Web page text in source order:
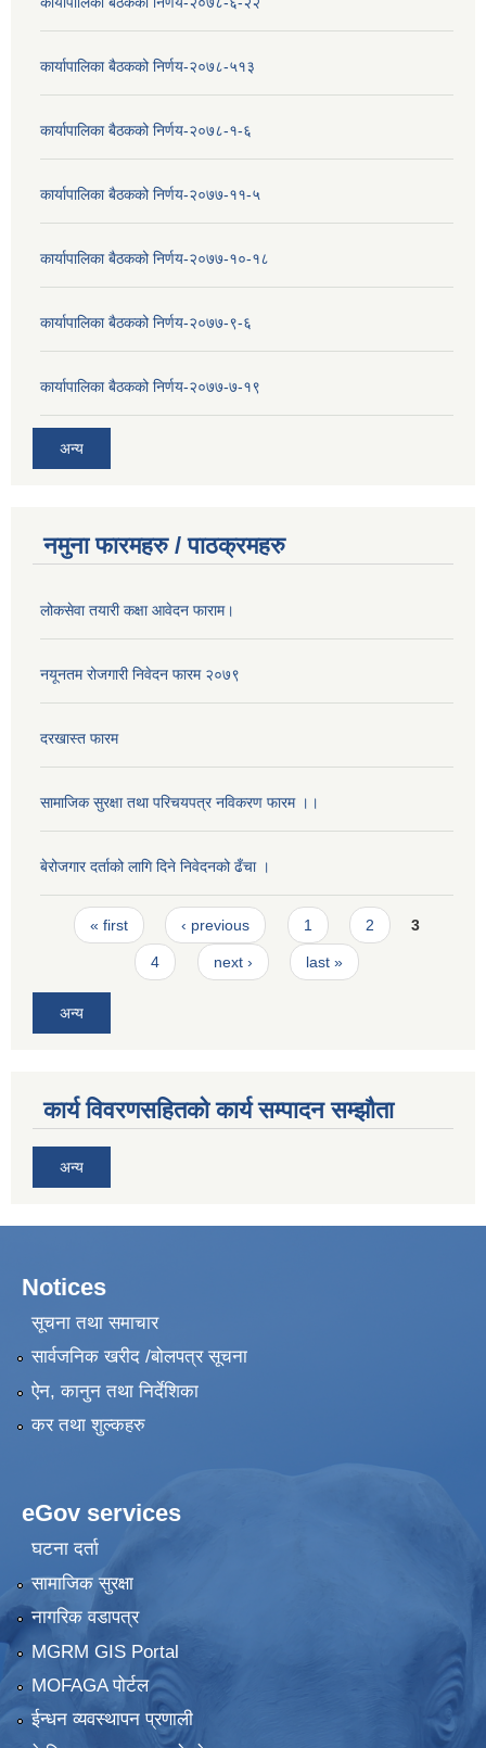
कार्यापालिका बैठकको निर्णय-२०७८-५१३
कार्यापालिका बैठकको निर्णय-२०७८-१-६
कार्यापालिका बैठकको निर्णय-२०७७-११-५
कार्यापालिका बैठकको निर्णय-२०७७-१०-१८
कार्यापालिका बैठकको निर्णय-२०७७-९-६
कार्यापालिका बैठकको निर्णय-२०७७-७-१९
अन्य
नमुना फारमहरु / पाठक्रमहरु
लोकसेवा तयारी कक्षा आवेदन फाराम।
नयूनतम रोजगारी निवेदन फारम २०७९
दरखास्त फारम
सामाजिक सुरक्षा तथा परिचयपत्र नविकरण फारम ।।
बेरोजगार दर्ताको लागि दिने निवेदनको ढँचा ।
Pages
« first ‹ previous 1 2 3
4 next › last »
अन्य
कार्य विवरणसहितको कार्य सम्पादन सम्झौता
अन्य
Notices
सूचना तथा समाचार
सार्वजनिक खरीद /बोलपत्र सूचना
ऐन, कानुन तथा निर्देशिका
कर तथा शुल्कहरु
eGov services
घटना दर्ता
सामाजिक सुरक्षा
नागरिक वडापत्र
MGRM GIS Portal
MOFAGA पोर्टल
ईन्धन व्यवस्थापन प्रणाली